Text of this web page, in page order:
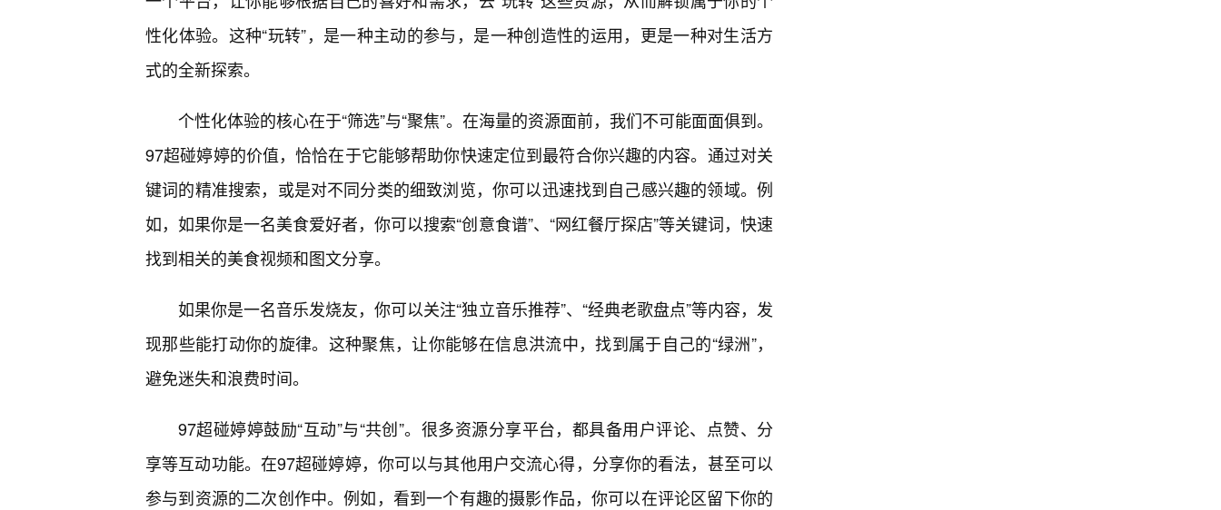
性化体验。这种“玩转”，是一种主动的参与，是一种创造性的运用，更是一种对生活方
式的全新探索。
个性化体验的核心在于“筛选”与“聚焦”。在海量的资源面前，我们不可能面面俱到。
97超碰婷婷的价值，恰恰在于它能够帮助你快速定位到最符合你兴趣的内容。通过对关
键词的精准搜索，或是对不同分类的细致浏览，你可以迅速找到自己感兴趣的领域。例
如，如果你是一名美食爱好者，你可以搜索“创意食谱”、“网红餐厅探店”等关键词，快速
找到相关的美食视频和图文分享。
如果你是一名音乐发烧友，你可以关注“独立音乐推荐”、“经典老歌盘点”等内容，发
现那些能打动你的旋律。这种聚焦，让你能够在信息洪流中，找到属于自己的“绿洲”，
避免迷失和浪费时间。
97超碰婷婷鼓励“互动”与“共创”。很多资源分享平台，都具备用户评论、点赞、分
享等互动功能。在97超碰婷婷，你可以与其他用户交流心得，分享你的看法，甚至可以
参与到资源的二次创作中。例如，看到一个有趣的摄影作品，你可以在评论区留下你的